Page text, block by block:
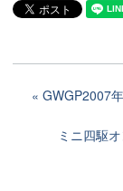
GWGP2007
ミニ四駆